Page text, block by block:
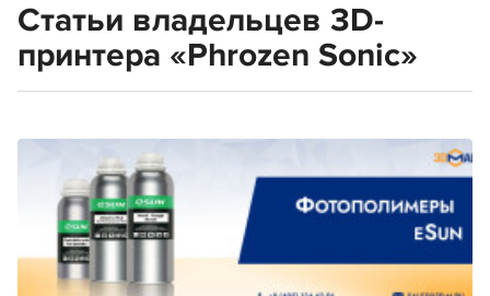
Статьи владельцев 3D-
принтера «Phrozen Sonic»